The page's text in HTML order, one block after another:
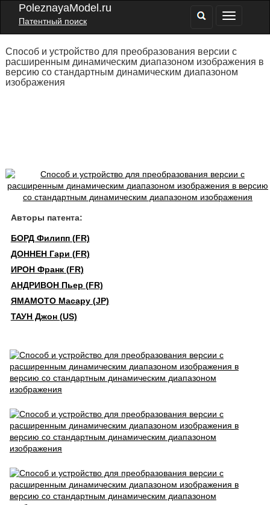
PoleznayaModel.ru
Патентный поиск
Способ и устройство для преобразования версии с
расширенным динамическим диапазоном изображения в
версию со стандартным динамическим диапазоном
изображения
Авторы патента:
БОРД Филипп (FR)
ДОННЕН Гари (FR)
ИРОН Франк (FR)
АНДРИВОН Пьер (FR)
ЯМАМОТО Масару (JP)
ТАУН Джон (US)